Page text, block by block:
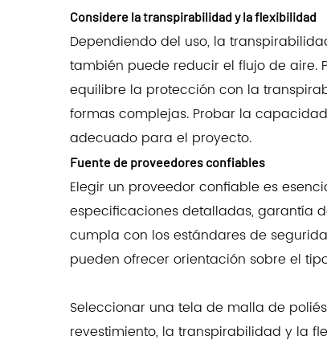
Considere la transpirabilidad y la flexibilidad
Dependiendo del uso, la
también puede reducir el flujo de aire.
equilibre la protección con la
formas complejas. Probar la
adecuado para el proyecto.
Fuente de proveedores confiables
Elegir un proveedor confiable es
especificaciones detalladas, garantía
cumpla con los estándares de
pueden ofrecer orientación sobre el
Seleccionar una tela de malla de
revestimiento, la transpirabilidad y la